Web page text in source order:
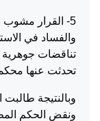
5- القرار مشوب
والفساد في
تناقضات جوهرية
تحدثت عنها
وبالنتيجة
ونقض الحكم